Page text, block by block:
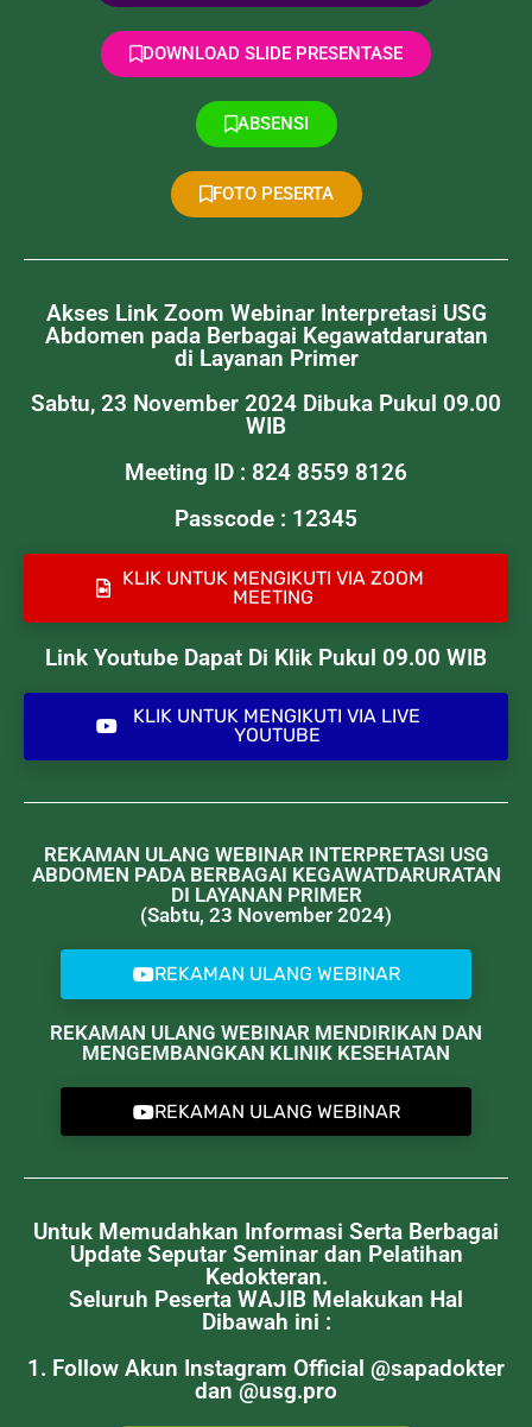
DOWNLOAD SLIDE PRESENTASE
ABSENSI
FOTO PESERTA
Akses Link Zoom Webinar Interpretasi USG
Abdomen pada Berbagai Kegawatdaruratan
di Layanan Primer
Sabtu, 23 November 2024 Dibuka Pukul 09.00
WIB
Meeting ID : 824 8559 8126
Passcode : 12345
KLIK UNTUK MENGIKUTI VIA ZOOM
MEETING
Link Youtube Dapat Di Klik Pukul 09.00 WIB
KLIK UNTUK MENGIKUTI VIA LIVE
YOUTUBE
REKAMAN ULANG WEBINAR INTERPRETASI USG
ABDOMEN PADA BERBAGAI KEGAWATDARURATAN
DI LAYANAN PRIMER
(Sabtu, 23 November 2024)
REKAMAN ULANG WEBINAR
REKAMAN ULANG WEBINAR MENDIRIKAN DAN
MENGEMBANGKAN KLINIK KESEHATAN
REKAMAN ULANG WEBINAR
Untuk Memudahkan Informasi Serta Berbagai
Update Seputar Seminar dan Pelatihan
Kedokteran.
Seluruh Peserta WAJIB Melakukan Hal
Dibawah ini :
1. Follow Akun Instagram Official @sapadokter
dan @usg.pro